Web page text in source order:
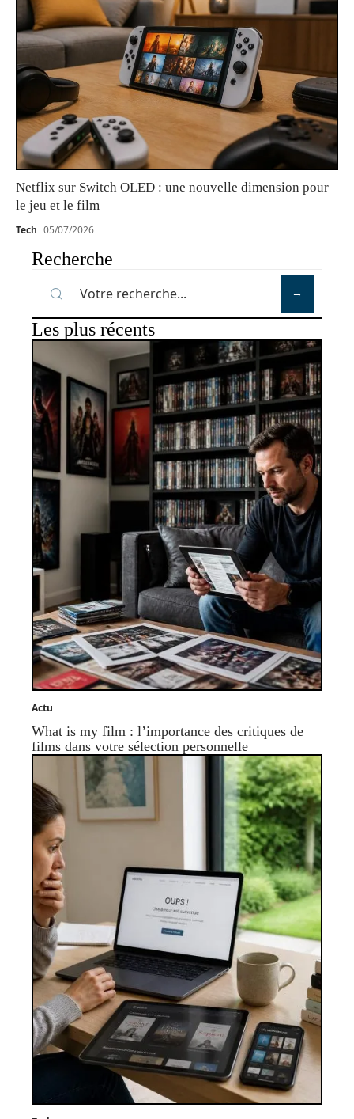
Netflix sur Switch OLED : une nouvelle dimension pour
le jeu et le film
Tech 05/07/2026
Recherche
Les plus récents
Actu
What is my film : l’importance des critiques de
films dans votre sélection personnelle